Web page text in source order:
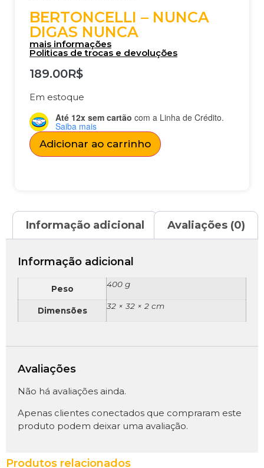
BERTONCELLI – NUNCA
DIGAS NUNCA
mais informações
Politicas de trocas e devoluções
189.00R$
Em estoque
Até 12x sem cartão com a Linha de Crédito.
Saiba mais
Adicionar ao carrinho
Informação adicional Avaliações (0)
Informação adicional
Peso 400 g
Dimensões 32 × 32 × 2 cm
Avaliações
Não há avaliações ainda.
Apenas clientes conectados que compraram este
produto podem deixar uma avaliação.
Produtos relacionados